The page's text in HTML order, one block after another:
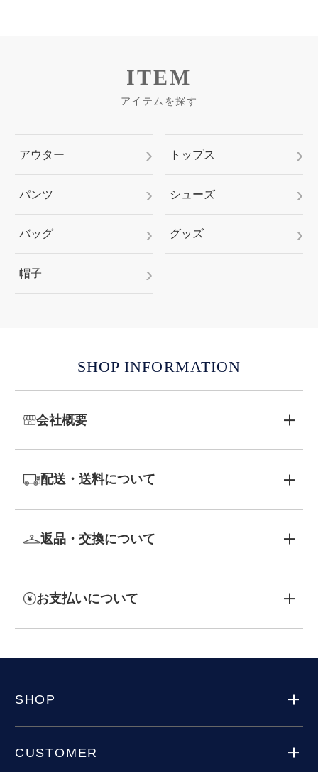
ITEM
アイテムを探す
アウター トップス
パンツ シューズ
バッグ グッズ
帽子
SHOP INFORMATION
会社概要
配送・送料について
返品・交換について
お支払いについて
SHOP
CUSTOMER